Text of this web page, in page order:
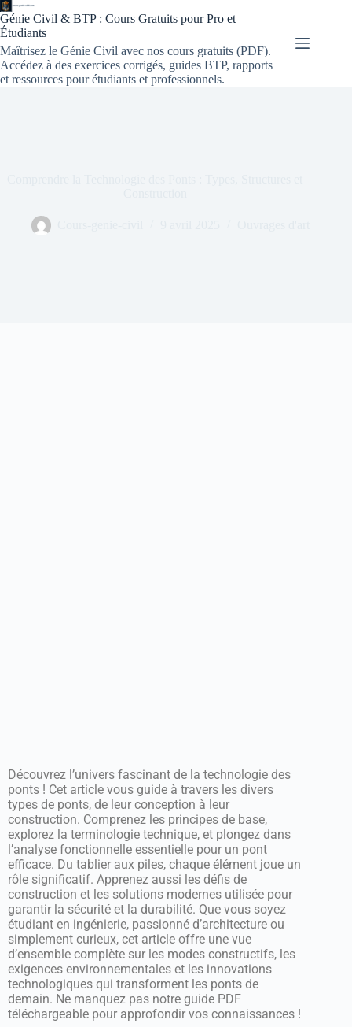
Génie Civil & BTP : Cours Gratuits pour Pro et
Étudiants
Maîtrisez le Génie Civil avec nos cours gratuits (PDF).
Accédez à des exercices corrigés, guides BTP, rapports
et ressources pour étudiants et professionnels.
Découvrez l’univers fascinant de la technologie des
ponts ! Cet article vous guide à travers les divers
types de ponts, de leur conception à leur
construction. Comprenez les principes de base,
explorez la terminologie technique, et plongez dans
l’analyse fonctionnelle essentielle pour un pont
efficace. Du tablier aux piles, chaque élément joue un
rôle significatif. Apprenez aussi les défis de
construction et les solutions modernes utilisée pour
garantir la sécurité et la durabilité. Que vous soyez
étudiant en ingénierie, passionné d’architecture ou
simplement curieux, cet article offre une vue
d’ensemble complète sur les modes constructifs, les
exigences environnementales et les innovations
technologiques qui transforment les ponts de
demain. Ne manquez pas notre guide PDF
téléchargeable pour approfondir vos connaissances !